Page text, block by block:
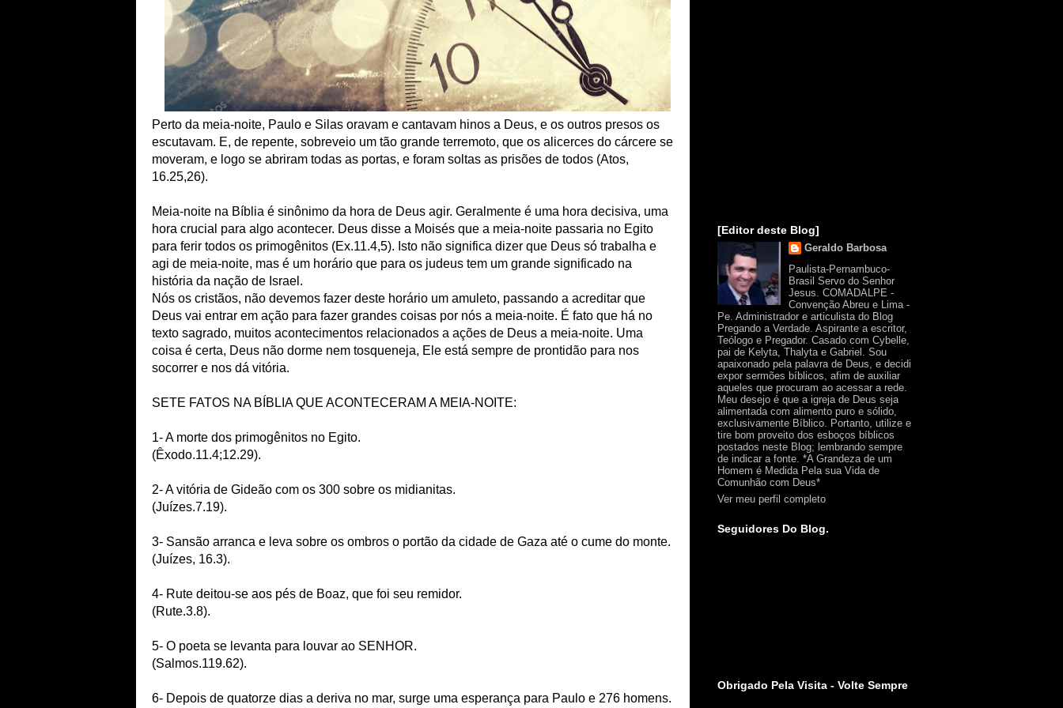
Perto da meia-noite, Paulo e Silas oravam e cantavam hinos a Deus, e os outros presos os
escutavam. E, de repente, sobreveio um tão grande terremoto, que os alicerces do cárcere se
moveram, e logo se abriram todas as portas, e foram soltas as prisões de todos (Atos,
16.25,26).
Meia-noite na Bíblia é sinônimo da hora de Deus agir. Geralmente é uma hora decisiva, uma
hora crucial para algo acontecer. Deus disse a Moisés que a meia-noite passaria no Egito
para ferir todos os primogênitos (Ex.11.4,5). Isto não significa dizer que Deus só trabalha e
agi de meia-noite, mas é um horário que para os judeus tem um grande significado na
história da nação de Israel.
Nós os cristãos, não devemos fazer deste horário um amuleto, passando a acreditar que
Deus vai entrar em ação para fazer grandes coisas por nós a meia-noite. É fato que há no
texto sagrado, muitos acontecimentos relacionados a ações de Deus a meia-noite. Uma
coisa é certa, Deus não dorme nem tosqueneja, Ele está sempre de prontidão para nos
socorrer e nos dá vitória.
SETE FATOS NA BÍBLIA QUE ACONTECERAM A MEIA-NOITE:
1- A morte dos primogênitos no Egito.
(Êxodo.11.4;12.29).
2- A vitória de Gideão com os 300 sobre os midianitas.
(Juízes.7.19).
3- Sansão arranca e leva sobre os ombros o portão da cidade de Gaza até o cume do monte.
(Juízes, 16.3).
4- Rute deitou-se aos pés de Boaz, que foi seu remidor.
(Rute.3.8).
5- O poeta se levanta para louvar ao SENHOR.
(Salmos.119.62).
6- Depois de quatorze dias a deriva no mar, surge uma esperança para Paulo e 276 homens.
[Editor deste Blog]
Geraldo Barbosa
Paulista-Pernambuco-
Brasil Servo do Senhor
Jesus. COMADALPE -
Convenção Abreu e Lima -
Pe. Administrador e articulista do Blog
Pregando a Verdade. Aspirante a escritor,
Teólogo e Pregador. Casado com Cybelle,
pai de Kelyta, Thalyta e Gabriel. Sou
apaixonado pela palavra de Deus, e decidi
expor sermões bíblicos, afim de auxiliar
aqueles que procuram ao acessar a rede.
Meu desejo é que a igreja de Deus seja
alimentada com alimento puro e sólido,
exclusivamente Bíblico. Portanto, utilize e
tire bom proveito dos esboços bíblicos
postados neste Blog; lembrando sempre
de indicar a fonte. *A Grandeza de um
Homem é Medida Pela sua Vida de
Comunhão com Deus*
Ver meu perfil completo
Seguidores Do Blog.
Obrigado Pela Visita - Volte Sempre